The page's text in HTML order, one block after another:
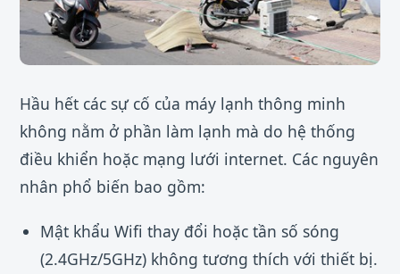
Hầu hết các sự cố của máy lạnh thông minh
không nằm ở phần làm lạnh mà do hệ thống
điều khiển hoặc mạng lưới internet. Các nguyên
nhân phổ biến bao gồm:
Mật khẩu Wifi thay đổi hoặc tần số sóng
(2.4GHz/5GHz) không tương thích với thiết bị.